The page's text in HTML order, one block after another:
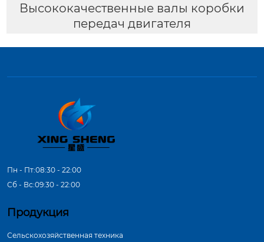
Высококачественные валы коробки
передач двигателя
Пн - Пт:08:30 - 22:00
Сб - Вс:09:30 - 22:00
Продукция
Сельскохозяйственная техника